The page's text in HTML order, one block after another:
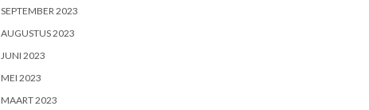
SEPTEMBER 2023
AUGUSTUS 2023
JUNI 2023
MEI 2023
MAART 2023